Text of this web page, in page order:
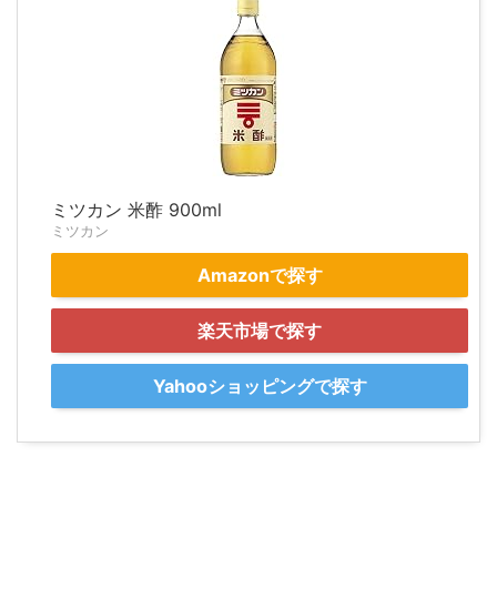
ミツカン 米酢 900ml
ミツカン
Amazonで探す
楽天市場で探す
Yahooショッピングで探す